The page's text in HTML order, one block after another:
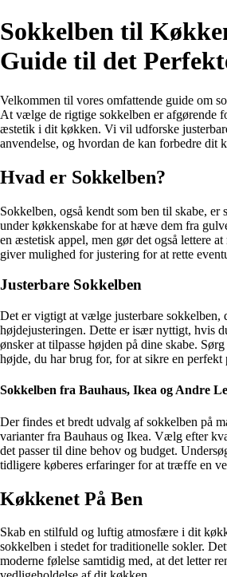
Sokkelben til
Guide til det
Velkommen til vores omfattende guide om
At vælge de rigtige sokkelben er afgørende
æstetik i dit køkken. Vi vil udforske
anvendelse, og hvordan de kan forbedre dit
Hvad er Sokkelben?
Sokkelben, også kendt som ben til skabe, er
under køkkenskabe for at hæve dem fra
en æstetisk appel, men gør det også lettere
giver mulighed for justering for at rette
Justerbare Sokkelben
Det er vigtigt at vælge justerbare sokkelben,
højdejusteringen. Dette er især nyttigt, hvis
ønsker at tilpasse højden på dine skabe.
højde, du har brug for, for at sikre en perfekt
Sokkelben fra Bauhaus, Ikea og Andre
Der findes et bredt udvalg af sokkelben på
varianter fra Bauhaus og Ikea. Vælg efter
det passer til dine behov og budget.
tidligere køberes erfaringer for at træffe en
Køkkenet På Ben
Skab en stilfuld og luftig atmosfære i dit
sokkelben i stedet for traditionelle sokler.
moderne følelse samtidig med, at det letter